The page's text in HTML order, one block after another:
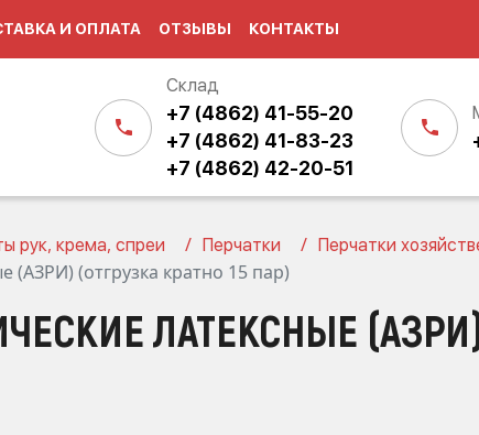
И ОПЛАТА ОТЗЫВЫ КОНТАКТЫ
Склад
+7 (4862) 41-55-20
+7 (4862) 41-83-23
+7 (4862) 42-20-51
рук, крема, спреи Перчатки Перчатки
(АЗРИ) (отгрузка кратно 15 пар)
ЛАТЕКСНЫЕ